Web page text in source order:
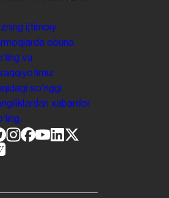
ijtimoiy
obuna
va
soʻnggi
xabardor